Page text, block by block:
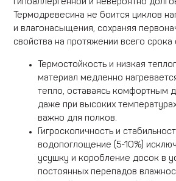
гипоаллергенной и невероятно
Термодревесина не боится циклов
и влагонасыщения, сохраняя
свойства на протяжении всего
Термостойкость и низкая
материал медленно
тепло, оставаясь комфортным
даже при высоких
важно для полков.
Гигроскопичность и
водопоглощение (5-10%)
усушку и коробление досок в
постоянных перепадов